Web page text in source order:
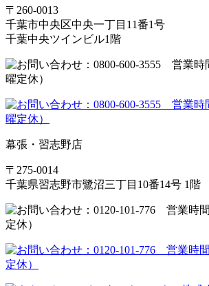
〒260-0013
千葉市中央区中央一丁目11番1号
千葉中央ツインビル1階
幕張・習志野店
〒275-0014
千葉県習志野市鷺沼三丁目10番14号 1階